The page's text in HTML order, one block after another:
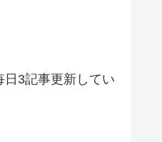
3記事更新してい